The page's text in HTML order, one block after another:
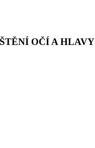
OČÍ A HLAVY